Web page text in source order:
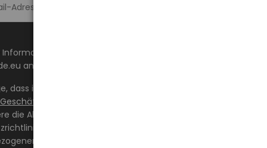
über Neuheiten und Aktionen auf
an die angegebene E-Mail-Adresse erhalten.
dass ich den Inhalt gelesen habe und ihn akzeptiere
die Allgemeinen Geschäftsbedingungen sowie die
und stimme der Verarbeitung meiner
Daten zu den darin angegebenen Bedingungen